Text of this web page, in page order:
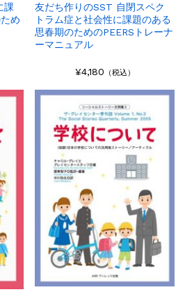
課
め
友だち作りのSST 自閉スペク
トラム症と社会性に課題のある
思春期のためのPEERSトレーナ
ーマニュアル
¥4,180 （税込）